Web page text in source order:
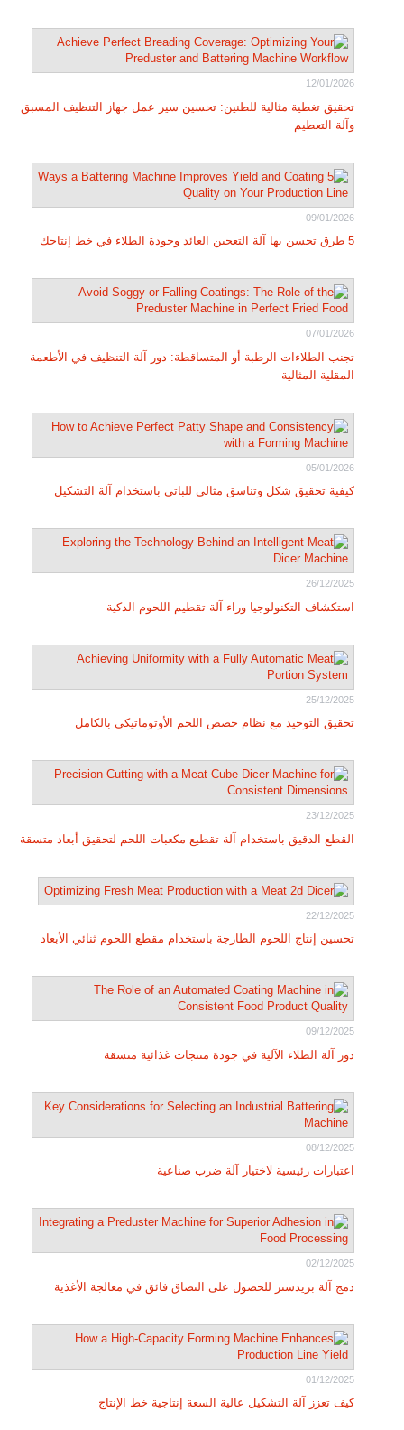
12/01/2026
تحقيق تغطية مثالية للطنين: تحسين سير عمل جهاز التنظيف المسبق
وآلة التعطيم
09/01/2026
5 طرق تحسن بها آلة التعجين العائد وجودة الطلاء في خط إنتاجك
07/01/2026
تجنب الطلاءات الرطبة أو المتساقطة: دور آلة التنظيف في الأطعمة
المقلية المثالية
05/01/2026
كيفية تحقيق شكل وتناسق مثالي للباتي باستخدام آلة التشكيل
26/12/2025
استكشاف التكنولوجيا وراء آلة تقطيم اللحوم الذكية
25/12/2025
تحقيق التوحيد مع نظام حصص اللحم الأوتوماتيكي بالكامل
23/12/2025
القطع الدقيق باستخدام آلة تقطيع مكعبات اللحم لتحقيق أبعاد متسقة
22/12/2025
تحسين إنتاج اللحوم الطازجة باستخدام مقطع اللحوم ثنائي الأبعاد
09/12/2025
دور آلة الطلاء الآلية في جودة منتجات غذائية متسقة
08/12/2025
اعتبارات رئيسية لاختيار آلة ضرب صناعية
02/12/2025
دمج آلة بريدستر للحصول على التصاق فائق في معالجة الأغذية
01/12/2025
كيف تعزز آلة التشكيل عالية السعة إنتاجية خط الإنتاج